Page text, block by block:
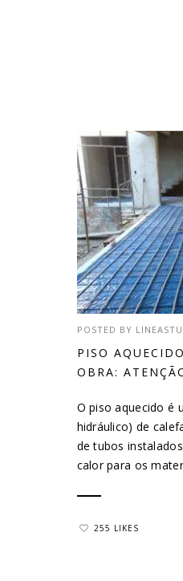
POSTED BY
PISO
OBRA:
O piso aquecido é
hidráulico) de
de tubos
calor para os
255 LIKES